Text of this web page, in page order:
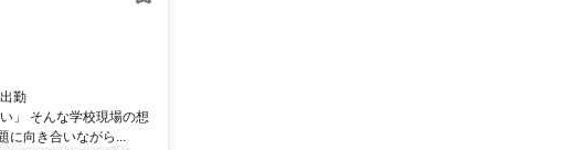
勤
」 そんな学校現場の想
に向き合いながら...